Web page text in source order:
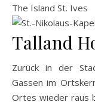
Talland
Zurück in der
Gassen im
Ortes wieder raus